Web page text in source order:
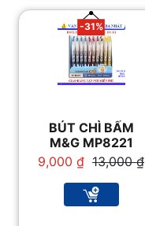
-31%
BÚT CHÌ BẤM
M&G MP8221
13,000₫
Giá
là:
13,000 ₫.
9,000₫ Giá
tại
là: